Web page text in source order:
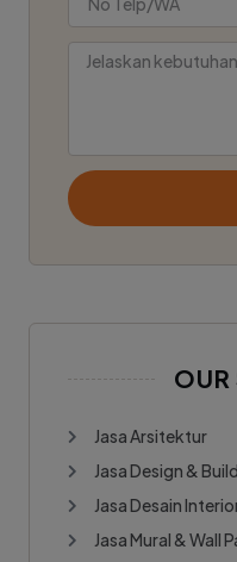
OUR
Jasa Arsitektur
Jasa Design & Build
Jasa Desain
Jasa Mural & Wall